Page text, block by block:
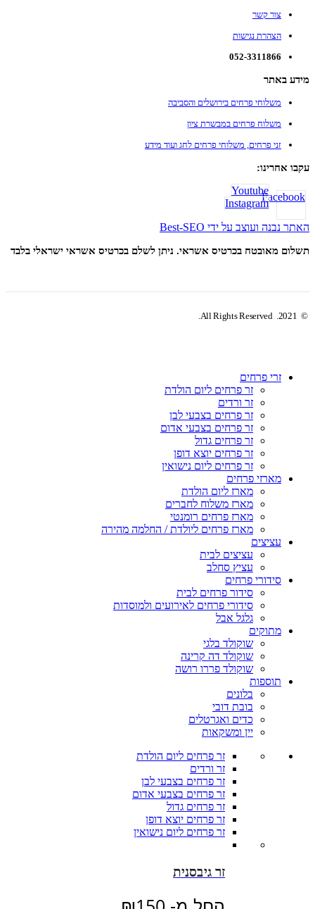
צור קשר
הצהרת נגישות
052-3311866
מידע באתר
משלוחי פרחים בירושלים והסביבה
משלוח פרחים במבשרת ציון
זני פרחים, משלוחי פרחים לחג ועוד מידע
עקבו אחרינו:
Facebook
Youtube
Instagram
האתר נבנה ועוצב על ידי Best-SEO
תשלום מאובטח בכרטיס אשראי. ניתן לשלם בכרטיס אשראי ישראלי בלבד
© 2021. All Rights Reserved.
זרי פרחים
זר פרחים ליום הולדת
זר ורדים
זר פרחים בצבעי לבן
זר פרחים בצבעי אדום
זר פרחים גדול
זר פרחים יוצא דופן
זר פרחים ליום נישואין
מארזי פרחים
מארז ליום הולדת
מארז משלוח לחברים
מארז פרחים רומנטי
מארז פרחים ליולדת / החלמה מהירה
עציצים
עציצים לבית
עציץ סחלב
סידורי פרחים
סידור פרחים לבית
סידורי פרחים לאירועים ולמוסדות
גלגל אבל
מתוקים
שוקולד בלגי
שוקולד דה קרינה
שוקולד פררו רושה
תוספות
בלונים
בובת דובי
כדים ואגרטלים
יין ומשקאות
זר פרחים ליום הולדת
זר ורדים
זר פרחים בצבעי לבן
זר פרחים בצבעי אדום
זר פרחים גדול
זר פרחים יוצא דופן
זר פרחים ליום נישואין
זר גיבסנית